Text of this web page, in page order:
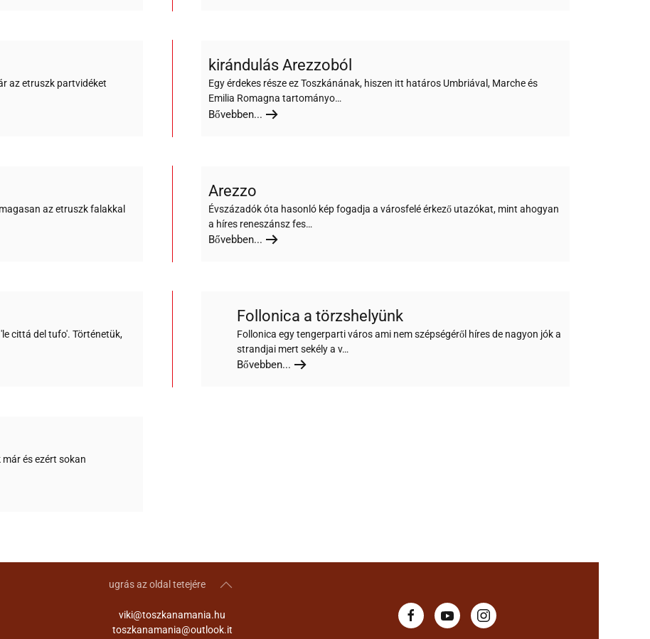
az etruszk partvidéket
kirándulás Arezzoból
Egy érdekes része ez Toszkánának, hiszen itt határos Umbriával, Marche és
Emilia Romagna tartományo…
Bővebben...
az etruszk falakkal
Arezzo
Évszázadók óta hasonló kép fogadja a városfelé érkező utazókat, mint ahogyan
a híres reneszánsz fes…
Bővebben...
cittá del tufo'. Történetük,
Follonica a törzshelyünk
Follonica egy tengerparti város ami nem szépségéről híres de nagyon jók a
strandjai mert sekély a v…
Bővebben...
és ezért sokan
ugrás az oldal tetejére
viki@toszkanamania.hu
toszkanamania@outlook.it